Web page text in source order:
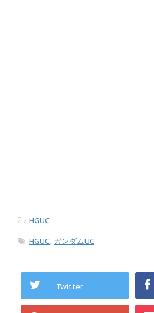
-HGUC
-HGUC, ガンダムUC
Twitter